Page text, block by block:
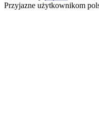
Przyjazne użytkownikom